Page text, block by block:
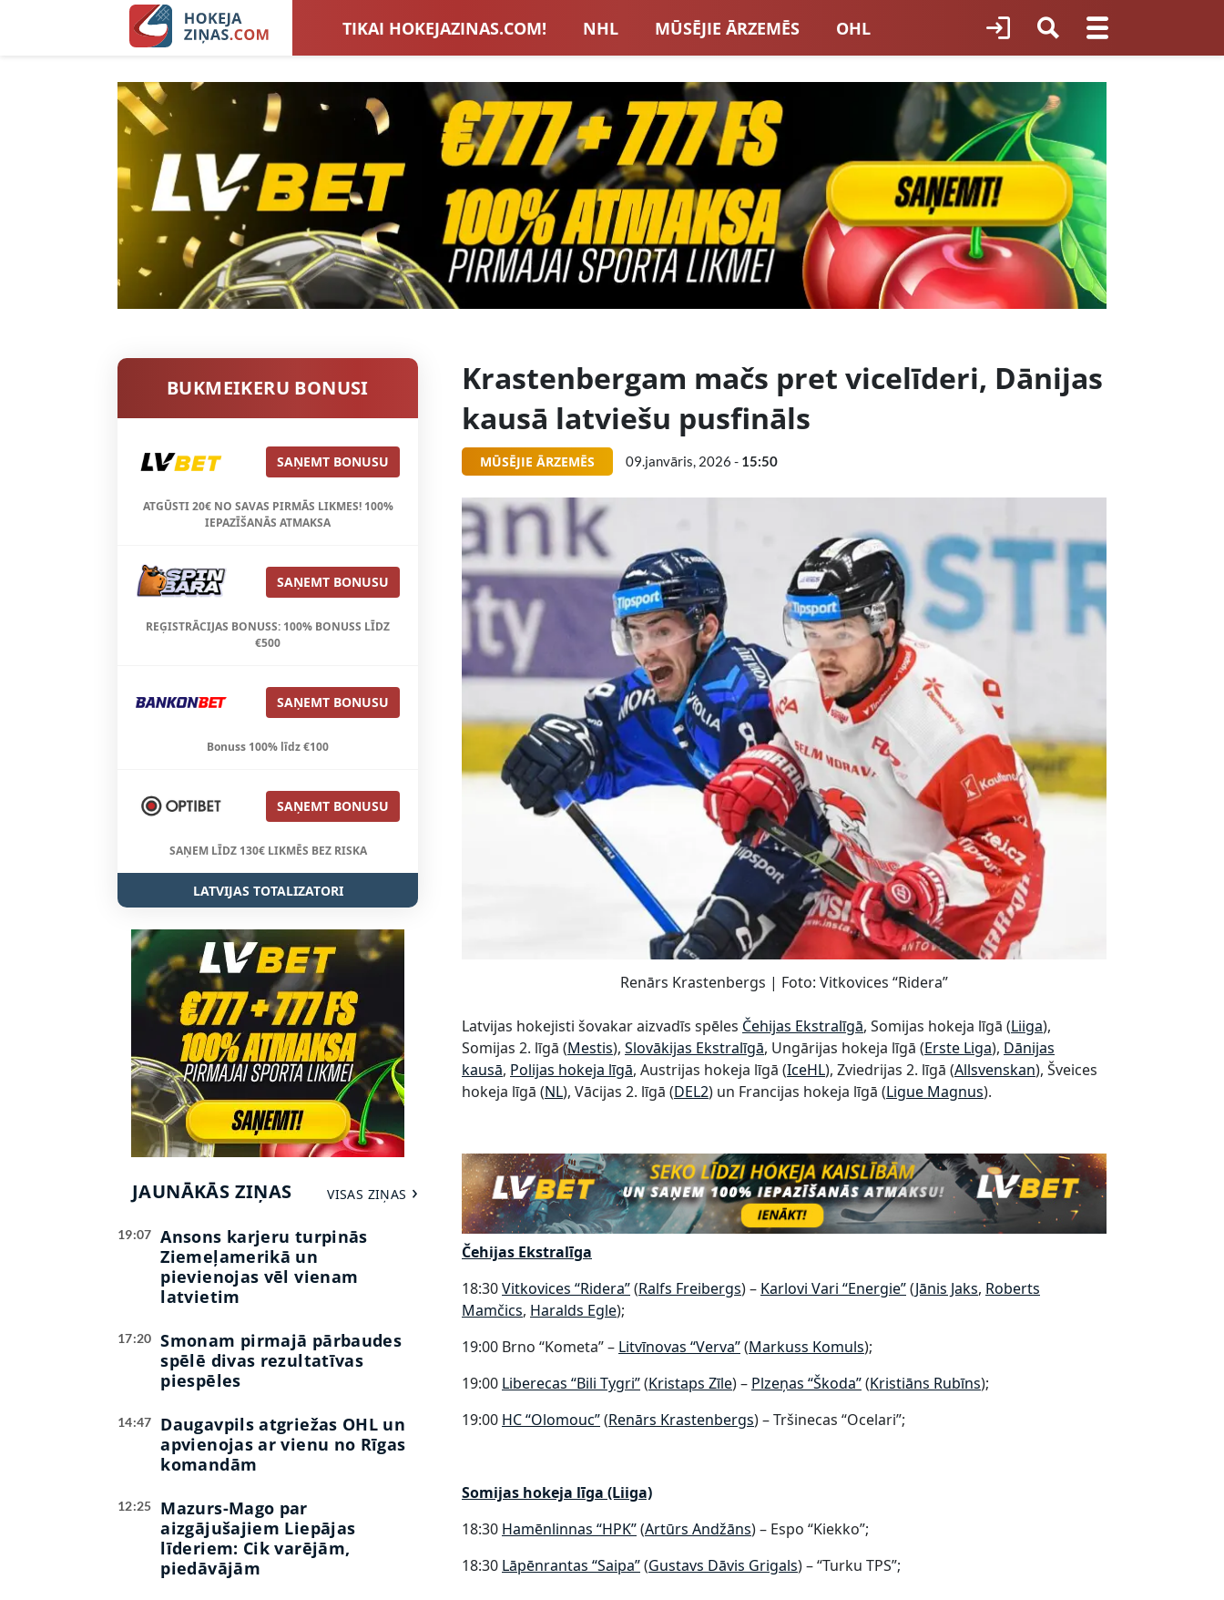
TIKAI HOKEJAZINAS.COM! NHL MŪSĒJIE ĀRZEMĒS OHL
LATVIJAS IZLASE EIROPA LVBET BONUSI JAUNATNES HOKEJS
SIEVIEŠU HOKEJS BLOGI INTERVIJAS TOTALIZATORI LATVIJĀ
TOTALIZATORU BONUSI VISAS ZIŅAS
BUKMEIKERU BONUSI
SAŅEMT BONUSU
ATGŪSTI 20€ NO SAVAS PIRMĀS LIKMES! 100%
IEPAZĪŠANĀS ATMAKSA
SAŅEMT BONUSU
REĢISTRĀCIJAS BONUSS: 100% BONUSS LĪDZ
€500
SAŅEMT BONUSU
Bonuss 100% līdz €100
SAŅEMT BONUSU
SAŅEM LĪDZ 130€ LIKMĒS BEZ RISKA
LATVIJAS TOTALIZATORI
JAUNĀKĀS ZIŅAS VISAS ZIŅAS
19:07
Ansons karjeru turpinās
Ziemeļamerikā un
pievienojas vēl vienam
latvietim
17:20
Smonam pirmajā pārbaudes
spēlē divas rezultatīvas
piespēles
14:47
Daugavpils atgriežas OHL un
apvienojas ar vienu no Rīgas
komandām
12:25
Mazurs-Mago par
aizgājušajiem Liepājas
līderiem: Cik varējām,
piedāvājām
Krastenbergam mačs pret vicelīderi, Dānijas
kausā latviešu pusfināls
MŪSĒJIE ĀRZEMĒS 09.janvāris, 2026 - 15:50
Renārs Krastenbergs | Foto: Vitkovices “Ridera”
Latvijas hokejisti šovakar aizvadīs spēles Čehijas Ekstralīgā, Somijas hokeja līgā (Liiga),
Somijas 2. līgā (Mestis), Slovākijas Ekstralīgā, Ungārijas hokeja līgā (Erste Liga), ​Dānijas
kausā, Polijas hokeja līgā​, Austrijas hokeja līgā (IceHL), Zviedrijas 2. līgā (Allsvenskan), Šveices
hokeja līgā (NL), Vācijas 2. līgā (DEL2) un Francijas hokeja līgā (Ligue Magnus).
Čehijas Ekstralīga
18:30Vitkovices “Ridera”(Ralfs Freibergs) – ​Karlovi Vari “Energie”​(Jānis Jaks, Roberts
Mamčics, Haralds Egle);
19:00 Brno “Kometa” – ​Litvīnovas “Verva”​(Markuss Komuls);
19:00 Liberecas “Bili Tygri”(Kristaps Zīle) – ​Plzeņas “Škoda”​(Kristiāns Rubīns);
19:00 ​HC “Olomouc”​(Renārs Krastenbergs) – Tršinecas “Ocelari”;
Somijas hokeja līga (Liiga)
18:30 Hamēnlinnas “HPK”(Artūrs Andžāns) – Espo “Kiekko”;
18:30 ​Lāpēnrantas “Saipa”​(Gustavs Dāvis Grigals) – “Turku TPS”;